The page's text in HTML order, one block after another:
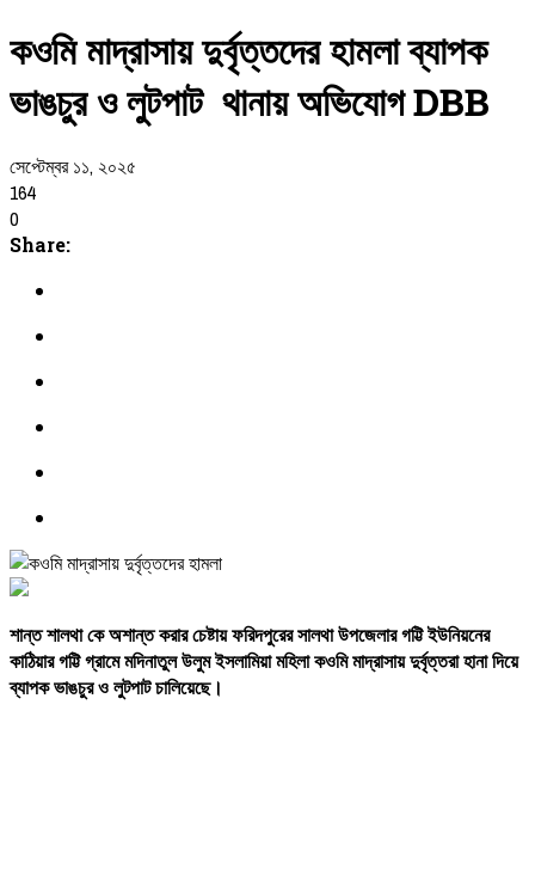
কওমি মাদ্রাসায় দুর্বৃত্তদের হামলা ব্যাপক
ভাঙচুর ও লুটপাট থানায় অভিযোগ DBB
সেপ্টেম্বর ১১, ২০২৫
164
0
Share:
শান্তশালথাকেঅশান্তকরারচেষ্টায়ফরিদপুরেরসালথাউপজেলারগট্টিইউনিয়নের
কাঠিয়ারগট্টিগ্রামেমদিনাতুলউলুমইসলামিয়ামহিলাকওমিমাদ্রাসায়দুর্বৃত্তরাহানাদিয়ে
ব্যাপকভাঙচুরওলুটপাটচালিয়েছে।